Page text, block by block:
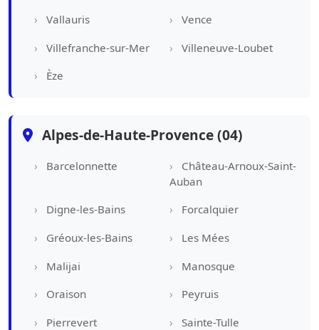
Vallauris
Vence
Villefranche-sur-Mer
Villeneuve-Loubet
Èze
Alpes-de-Haute-Provence (04)
Barcelonnette
Château-Arnoux-Saint-
Auban
Digne-les-Bains
Forcalquier
Gréoux-les-Bains
Les Mées
Malijai
Manosque
Oraison
Peyruis
Pierrevert
Sainte-Tulle